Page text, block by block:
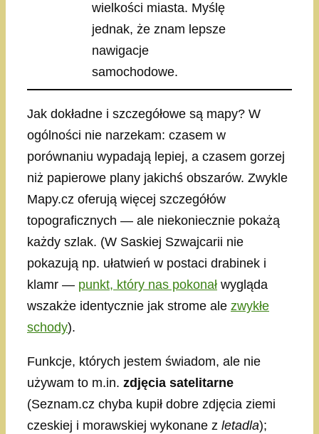
wielkości miasta. Myślę
jednak, że znam lepsze
nawigacje
samochodowe.
Jak dokładne i szczegółowe są mapy? W
ogólności nie narzekam: czasem w
porównaniu wypadają lepiej, a czasem gorzej
niż papierowe plany jakichś obszarów. Zwykle
Mapy.cz oferują więcej szczegółów
topograficznych — ale niekoniecznie pokażą
każdy szlak. (W Saskiej Szwajcarii nie
pokazują np. ułatwień w postaci drabinek i
klamr — punkt, który nas pokonał wygląda
wszakże identycznie jak strome ale zwykłe
schody).
Funkcje, których jestem świadom, ale nie
używam to m.in. zdjęcia satelitarne
(Seznam.cz chyba kupił dobre zdjęcia ziemi
czeskiej i morawskiej wykonane z letadla);